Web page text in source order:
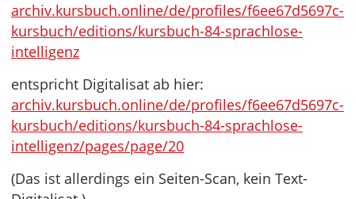
archiv.kursbuch.online/de/profiles/f6ee67d5697c-
kursbuch/editions/kursbuch-84-sprachlose-
intelligenz
entspricht Digitalisat ab hier:
archiv.kursbuch.online/de/profiles/f6ee67d5697c-
kursbuch/editions/kursbuch-84-sprachlose-
intelligenz/pages/page/20
(Das ist allerdings ein Seiten-Scan, kein Text-